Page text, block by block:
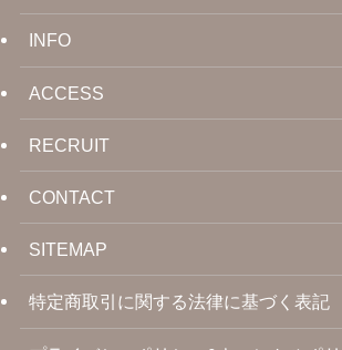
INFO
ACCESS
RECRUIT
CONTACT
SITEMAP
特定商取引に関する法律に基づく表記